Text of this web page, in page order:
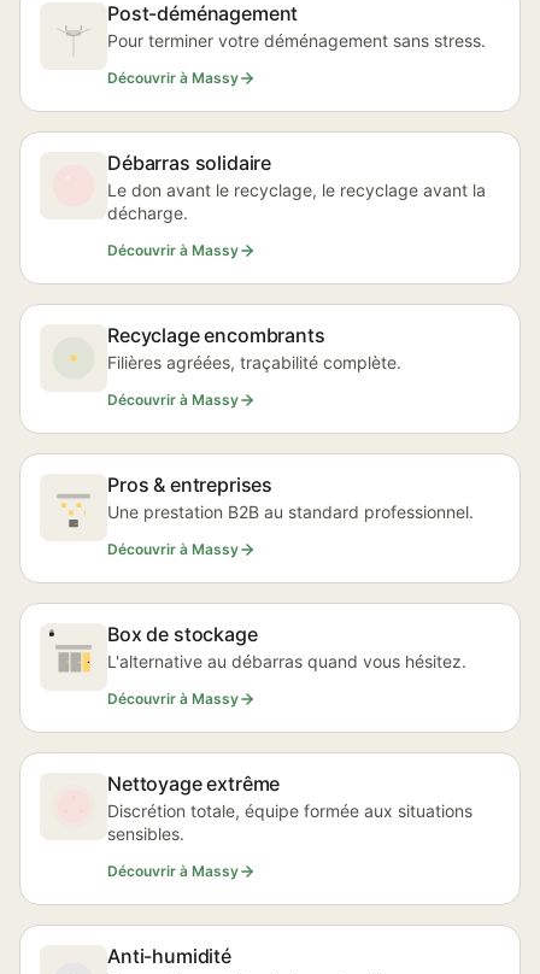
Post-déménagement
Pour terminer votre déménagement sans stress.
Découvrir à Massy
Débarras solidaire
Le don avant le recyclage, le recyclage avant la
décharge.
Découvrir à Massy
Recyclage encombrants
Filières agréées, traçabilité complète.
Découvrir à Massy
Pros & entreprises
Une prestation B2B au standard professionnel.
Découvrir à Massy
Box de stockage
L'alternative au débarras quand vous hésitez.
Découvrir à Massy
Nettoyage extrême
Discrétion totale, équipe formée aux situations
sensibles.
Découvrir à Massy
Anti-humidité